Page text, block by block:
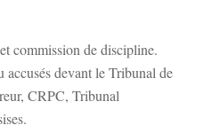
commission de discipline.
accusés devant le Tribunal de
CRPC, Tribunal